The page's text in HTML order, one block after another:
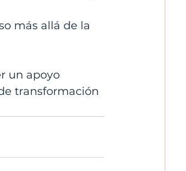
más allá de la
un apoyo
transformación